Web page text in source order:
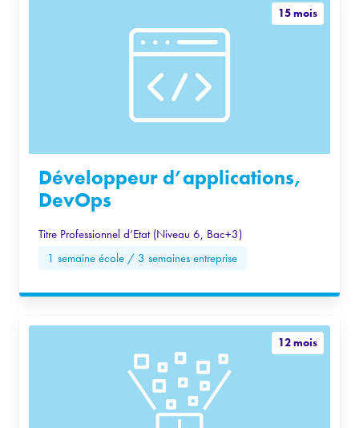
15 mois
Développeur d’applications,
DevOps
Titre Professionnel d’Etat (Niveau 6, Bac+3)
1 semaine école / 3 semaines entreprise
12 mois